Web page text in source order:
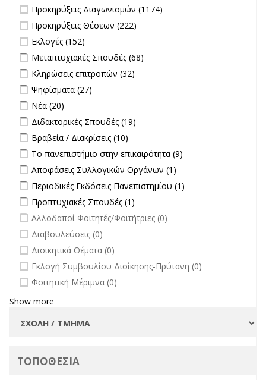
Apply Προκηρύξεις Διαγωνισμών filter
Προκηρύξεις Διαγωνισμών (1174)
Apply Προκηρύξεις Θέσεων filter
Προκηρύξεις Θέσεων (222)
Apply Εκλογές filter
Εκλογές (152)
Apply Μεταπτυχιακές Σπουδές filter
Μεταπτυχιακές Σπουδές (68)
Apply Κληρώσεις επιτροπών filter
Κληρώσεις επιτροπών (32)
Apply Ψηφίσματα filter
Ψηφίσματα (27)
Apply Νέα filter
Νέα (20)
Apply Διδακτορικές Σπουδές filter
Διδακτορικές Σπουδές (19)
Apply Βραβεία / Διακρίσεις filter
Βραβεία / Διακρίσεις (10)
Apply Το πανεπιστήμιο στην επικαιρότητα filter
Το πανεπιστήμιο στην επικαιρότητα (9)
Apply Αποφάσεις Συλλογικών Οργάνων filter
Αποφάσεις Συλλογικών Οργάνων (1)
Οργάνων filter
Apply Περιοδικές Εκδόσεις Πανεπιστημίου filter
Περιοδικές Εκδόσεις Πανεπιστημίου (1)
Apply Προπτυχιακές Σπουδές filter
Προπτυχιακές Σπουδές (1)
undefined
Αλλοδαποί Φοιτητές/Φοιτήτριες (0)
undefined
Διαβουλεύσεις (0)
undefined
Διοικητικά Θέματα (0)
undefined
Εκλογή Συμβουλίου Διοίκησης-Πρύτανη (0)
undefined
Φοιτητική Μέριμνα (0)
Show more
ΤΟΠΟΘΕΣΙΑ